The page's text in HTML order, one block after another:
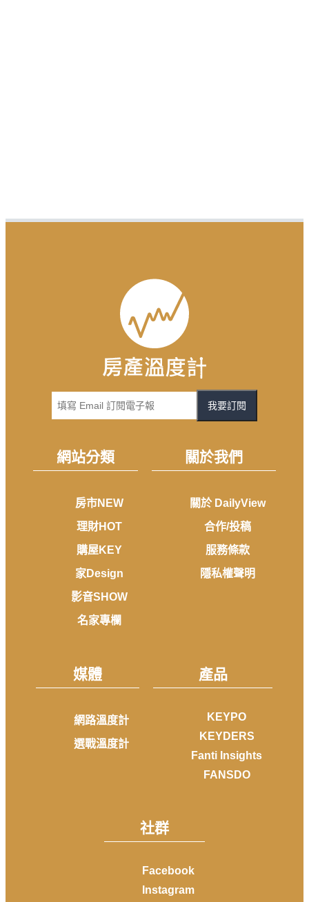
我要訂閱
網站分類
房市NEW
理財HOT
購屋KEY
家Design
影音SHOW
名家專欄
關於我們
關於 DailyView
合作/投稿
服務條款
隱私權聲明
媒體
網路溫度計
選戰溫度計
產品
KEYPO
KEYDERS
Fanti Insights
FANSDO
社群
Facebook
Instagram